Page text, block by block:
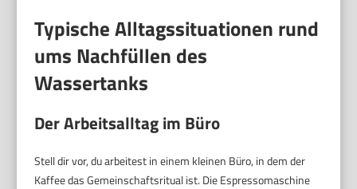
Typische Alltagssituationen rund
ums Nachfüllen des
Wassertanks
Der Arbeitsalltag im Büro
Stell dir vor, du arbeitest in einem kleinen Büro, in dem der
Kaffee das Gemeinschaftsritual ist. Die Espressomaschine